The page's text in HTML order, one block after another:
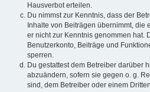
Hausverbot erteilen.
Du nimmst zur Kenntnis, dass der
Inhalte von Beiträgen übernimmt, die
er nicht zur Kenntnis genommen hat.
Benutzerkonto, Beiträge und
sperren.
Du gestattest dem Betreiber darüber
abzuändern, sofern sie gegen o. g.
sind, dem Betreiber oder einem